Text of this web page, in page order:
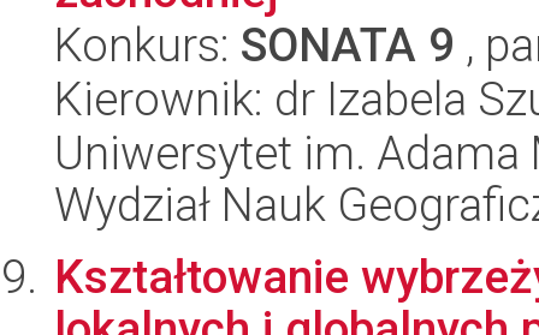
Konkurs: SONATA 9 ,
Kierownik: dr Izabela
Uniwersytet im.
Wydział Nauk
Kształtowanie